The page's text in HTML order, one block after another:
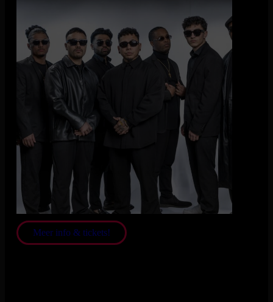
Battle of the Bands-winnaar Treasure met Bruno Mars-
tribute naar De Vorstin
Op 24 oktober staat The Tribute: Battle of the Bands-
winnaar Treasure in De Vorstin.
De band won afgelopen
weekend met hun Bruno Mars-tribute het
razendpopulaire SBS6-programma.
Treasure heeft zich in korte tijd bewezen als dé vertolker van
de iconische hits van wereldster Bruno Mars. Opgericht in
2024, heeft de band snel naam gemaakt met spectaculaire en
energieke liveoptredens die de magie van Bruno Mars tot
leven brengen. In 2025 staat de band op het punt om door te
breken, en hun optredens zijn een must-see voor fans van de
popkoning.
Meer info & tickets!